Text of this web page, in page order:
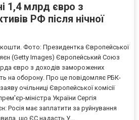
1,4 млрд євро з
РФ після нічної
Фото: Президентка Європейської
(Getty Images) Європейський Союз
євро з доходів заморожених
на оборону. Про це повідомляє РБК-
очільниці Європейської комісії
міністра України Сергія
Росія має заплатити за руйнування
що ЄС надасть У...